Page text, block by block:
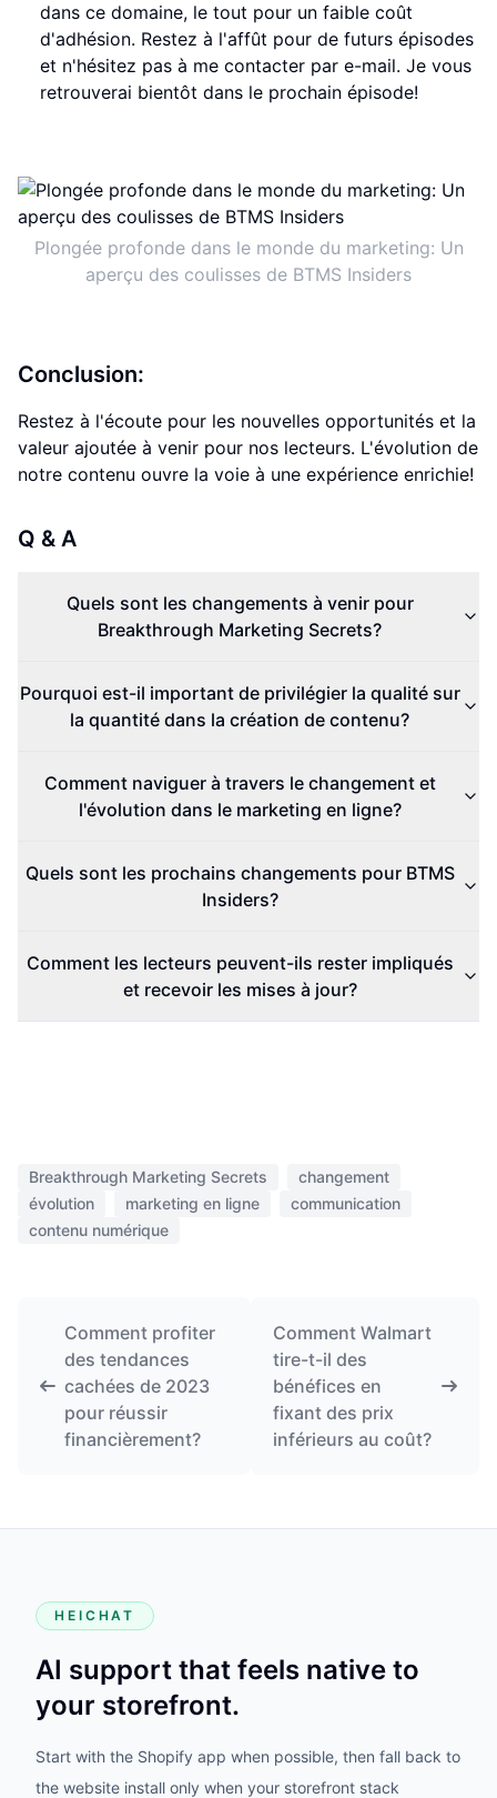
dans ce domaine, le tout pour un faible coût
d'adhésion. Restez à l'affût pour de futurs épisodes
et n'hésitez pas à me contacter par e-mail. Je vous
retrouverai bientôt dans le prochain épisode!
Plongée profonde dans le monde du marketing: Un
aperçu des coulisses de BTMS Insiders
Conclusion:
Restez à l'écoute pour les nouvelles opportunités et la
valeur ajoutée à venir pour nos lecteurs. L'évolution de
notre contenu ouvre la voie à une expérience enrichie!
Q & A
Quels sont les changements à venir pour
Breakthrough Marketing Secrets?
Pourquoi est-il important de privilégier la qualité sur
la quantité dans la création de contenu?
Comment naviguer à travers le changement et
l'évolution dans le marketing en ligne?
Quels sont les prochains changements pour BTMS
Insiders?
Comment les lecteurs peuvent-ils rester impliqués
et recevoir les mises à jour?
Breakthrough Marketing Secrets
changement
évolution
marketing en ligne
communication
contenu numérique
Comment profiter
des tendances
cachées de 2023
pour réussir
financièrement?
Comment Walmart
tire-t-il des
bénéfices en
fixant des prix
inférieurs au coût?
HEICHAT
AI support that feels native to
your storefront.
Start with the Shopify app when possible, then fall back to
the website install only when your storefront stack